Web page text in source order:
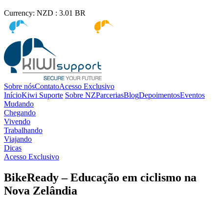
Currency: NZD : 3.01 BR
Sobre nósContatoAcesso Exclusivo
InícioKiwi Suporte Sobre NZParceriasBlogDepoimentosEventos
Mudando
Chegando
Vivendo
Trabalhando
Viajando
Dicas
Acesso Exclusivo
BikeReady – Educação em ciclismo na
Nova Zelândia